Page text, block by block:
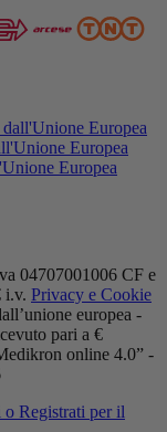
Europea
Europea
Europea
04707001006 CF e
i.v. Privacy e Cookie
europea -
pari a €
online 4.0” -
o Registrati per il